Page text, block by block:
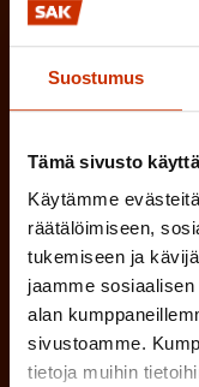
Suostumus
Tämä sivusto
Käytämme
räätälöimiseen,
tukemiseen ja
jaamme
alan
sivustoamme.
tietoja muihin
Millä kielellä
Hyväksyn
SAK:n